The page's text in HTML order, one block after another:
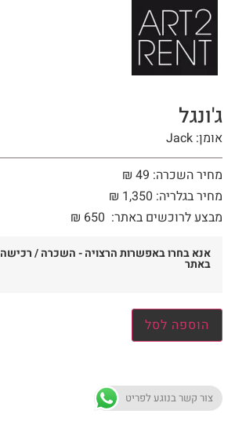
לתוכן
ג'ונגל
אומן: Jack
מחיר השכרה: 49 ₪
מחיר בגלריה: 1,350 ₪
מבצע לרוכשים באתר:
₪ 650
אנא בחרו באפשרות הרצויה - השכרה / רכישה
באתר
הוספה לסל
צור קשר בנוגע לפריט